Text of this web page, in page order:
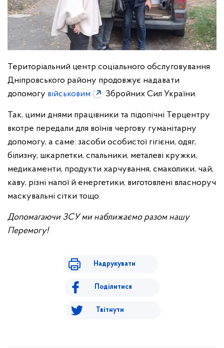
Територіальний центр соціального обслуговування
Дніпровського району продовжує надавати
допомогу військовим Збройних Сил України.
Так, цими днями працівники та підопічні Терцентру
вкотре передали для воїнів чергову гуманітарну
допомогу, а саме: засоби особистої гігієни, одяг,
білизну, шкарпетки, спальники, металеві кружки,
медикаменти, продукти харчування, смаколики, чай,
каву, різні напої й енергетики, виготовлені власноруч
маскувальні сітки тощо.
Допомагаючи ЗСУ ми наближаємо разом нашу
Перемогу!
Надрукувати
Поділитися
Твітнути